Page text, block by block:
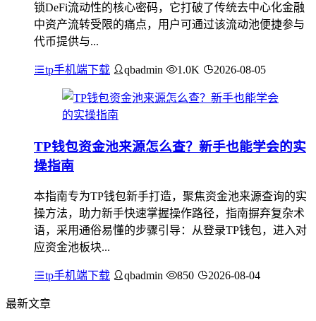
锁DeFi流动性的核心密码，它打破了传统去中心化金融
中资产流转受限的痛点，用户可通过该流动池便捷参与
代币提供与...
tp手机端下载 qbadmin 1.0K 2026-08-05
TP钱包资金池来源怎么查？新手也能学会的实
操指南
本指南专为TP钱包新手打造，聚焦资金池来源查询的实
操方法，助力新手快速掌握操作路径，指南摒弃复杂术
语，采用通俗易懂的步骤引导：从登录TP钱包，进入对
应资金池板块...
tp手机端下载 qbadmin 850 2026-08-04
最新文章